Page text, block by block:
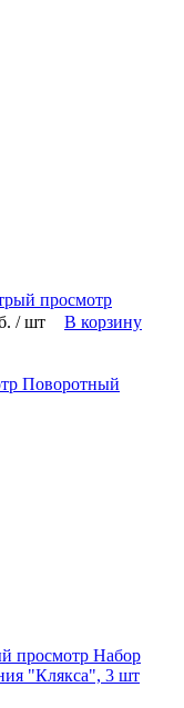
просмотр
/ шт
В корзину
Поворотный
просмотр Набор
"Клякса", 3 шт